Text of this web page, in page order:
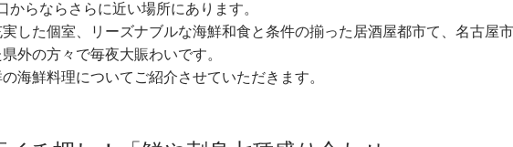
からならさらに近い場所にあります。
した個室、リーズナブルな海鮮和食と条件の揃った居酒屋都市て、名古屋
外の方々で毎夜大賑わいです。
海鮮料理についてご紹介させていただきます。